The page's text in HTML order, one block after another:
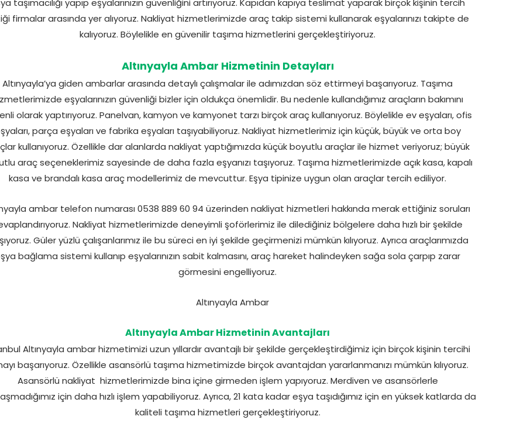
taşımacılığı yapıp eşyalarınızın güvenliğini artırıyoruz. Kapıdan kapıya teslimat yaparak birçok kişinin tercih
firmalar arasında yer alıyoruz. Nakliyat hizmetlerimizde araç takip sistemi kullanarak eşyalarınızı takipte de
kalıyoruz. Böylelikle en güvenilir taşıma hizmetlerini gerçekleştiriyoruz.
Altınyayla Ambar Hizmetinin Detayları
Altınyayla’ya giden ambarlar arasında detaylı çalışmalar ile adımızdan söz ettirmeyi başarıyoruz. Taşıma
eşyalarınızın güvenliği bizler için oldukça önemlidir. Bu nedenle kullandığımız araçların bakımını
olarak yaptırıyoruz. Panelvan, kamyon ve kamyonet tarzı birçok araç kullanıyoruz. Böylelikle ev eşyaları, ofis
parça eşyaları ve fabrika eşyaları taşıyabiliyoruz. Nakliyat hizmetlerimiz için küçük, büyük ve orta boy
kullanıyoruz. Özellikle dar alanlarda nakliyat yaptığımızda küçük boyutlu araçlar ile hizmet veriyoruz; büyük
araç seçeneklerimiz sayesinde de daha fazla eşyanızı taşıyoruz. Taşıma hizmetlerimizde açık kasa, kapalı
kasa ve brandalı kasa araç modellerimiz de mevcuttur. Eşya tipinize uygun olan araçlar tercih ediliyor.
ambar telefon numarası 0538 889 60 94 üzerinden nakliyat hizmetleri hakkında merak ettiğiniz soruları
Nakliyat hizmetlerimizde deneyimli şoförlerimiz ile dilediğiniz bölgelere daha hızlı bir şekilde
Güler yüzlü çalışanlarımız ile bu süreci en iyi şekilde geçirmenizi mümkün kılıyoruz. Ayrıca araçlarımızda
bağlama sistemi kullanıp eşyalarınızın sabit kalmasını, araç hareket halindeyken sağa sola çarpıp zarar
görmesini engelliyoruz.
Altınyayla Ambar Hizmetinin Avantajları
Altınyayla ambar hizmetimizi uzun yıllardır avantajlı bir şekilde gerçekleştirdiğimiz için birçok kişinin tercihi
başarıyoruz. Özellikle asansörlü taşıma hizmetimizde birçok avantajdan yararlanmanızı mümkün kılıyoruz.
Asansörlü nakliyat hizmetlerimizde bina içine girmeden işlem yapıyoruz. Merdiven ve asansörlerle
için daha hızlı işlem yapabiliyoruz. Ayrıca, 21 kata kadar eşya taşıdığımız için en yüksek katlarda da
kaliteli taşıma hizmetleri gerçekleştiriyoruz.